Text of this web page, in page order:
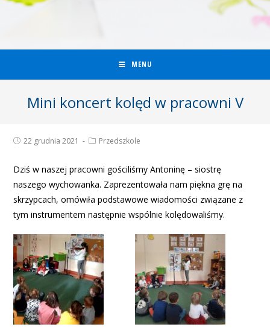
MENU
Mini koncert kolęd w pracowni V
22 grudnia 2021 Przedszkole
Dziś w naszej pracowni gościliśmy Antoninę – siostrę
naszego wychowanka. Zaprezentowała nam piękna grę na
skrzypcach, omówiła podstawowe wiadomości związane z
tym instrumentem następnie wspólnie kolędowaliśmy.